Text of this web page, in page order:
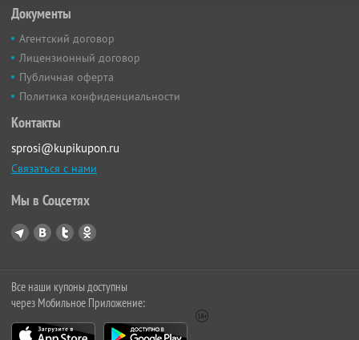
Документы
Агентский договор
Лицензионный договор
Публичная оферта
Политика конфиденциальности
Контакты
sprosi@kupikupon.ru
Связаться с нами
Мы в Соцсетях
Все наши купоны доступны
через Мобильное Приложение: